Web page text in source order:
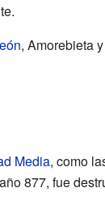
, Amorebieta
Media, como
877, fue